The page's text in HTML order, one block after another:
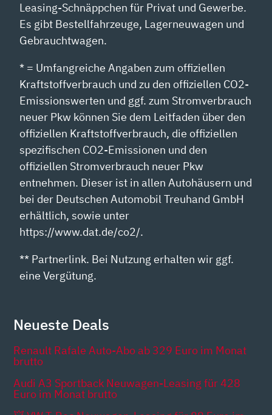
Leasing-Schnäppchen für Privat und Gewerbe.
Es gibt Bestellfahrzeuge, Lagerneuwagen und
Gebrauchtwagen.
* = Umfangreiche Angaben zum offiziellen
Kraftstoffverbrauch und zu den offiziellen CO2-
Emissionswerten und ggf. zum Stromverbrauch
neuer Pkw können Sie dem Leitfaden über den
offiziellen Kraftstoffverbrauch, die offiziellen
spezifischen CO2-Emissionen und den
offiziellen Stromverbrauch neuer Pkw
entnehmen. Dieser ist in allen Autohäusern und
bei der Deutschen Automobil Treuhand GmbH
erhältlich, sowie unter
https://www.dat.de/co2/.
** Partnerlink. Bei Nutzung erhalten wir ggf.
eine Vergütung.
Neueste Deals
Renault Rafale Auto-Abo ab 329 Euro im Monat
brutto
Audi A3 Sportback Neuwagen-Leasing für 428
Euro im Monat brutto